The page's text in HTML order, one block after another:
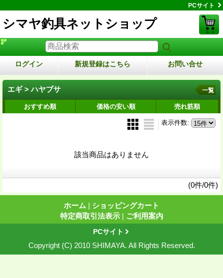
PCサイト
シマヤ釣具ネットショップ
ログイン 新規登録はこちら お問い合せ
エギ > ハヤブサ 一覧
おすすめ順 価格の安い順 売れ筋順
表示件数:
該当商品はありません
(0件/0件)
ホーム | ショッピングカート
特定商取引法表示 | ご利用案内
PCサイト
Copyright (C) 2010 SHIMAYA. All Rights Reserved.